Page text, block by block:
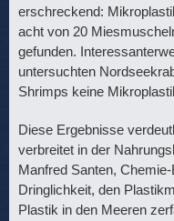
erschreckend:
acht von 20
gefunden.
untersuchten
Shrimps keine
Diese Ergebnisse
verbreitet in der
Manfred Santen,
Dringlichkeit, den
Plastik in den Meeren